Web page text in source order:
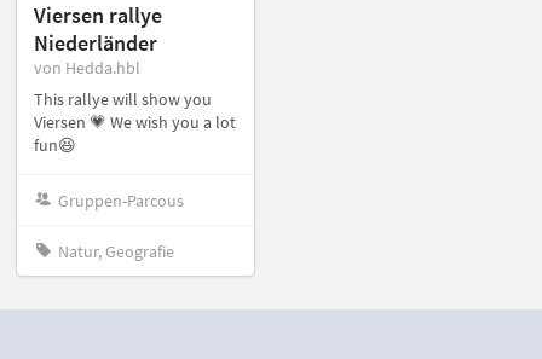
Viersen rallye
Niederländer
von Hedda.hbl
This rallye will show you
Viersen 💗 We wish you a lot
fun😆
Gruppen-Parcous
Natur, Geografie